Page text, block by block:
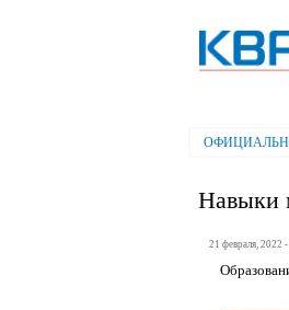
Главное меню
Навыки
21 февраля, 2022